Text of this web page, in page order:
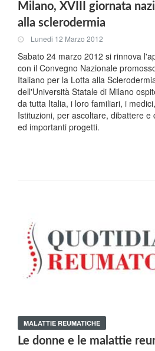
Milano, XVIII giornata
alla sclerodermia
Lunedi 12 Marzo 2012
Sabato 24 marzo 2012 si rinnova
con il Convegno Nazionale
Italiano per la Lotta alla
dell'Università Statale di Milano
da tutta Italia, i loro familiari, i
Istituzioni, per ascoltare, dibattere e
ed importanti progetti.
MALATTIE REUMATICHE
Le donne e le malattie